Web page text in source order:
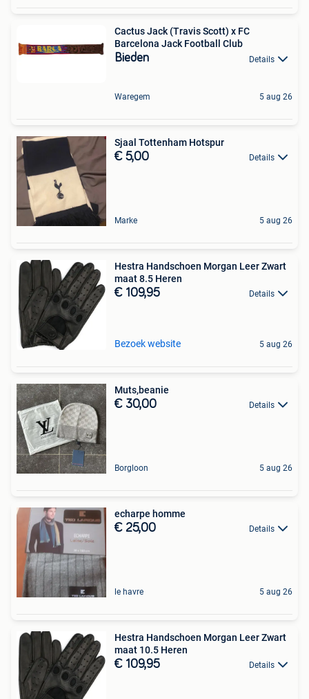
Cactus Jack (Travis Scott) x FC
Barcelona Jack Football Club
Bieden Details
Waregem 5 aug 26
Sjaal Tottenham Hotspur
€ 5,00 Details
Marke 5 aug 26
Hestra Handschoen Morgan Leer Zwart
maat 8.5 Heren
€ 109,95 Details
Bezoek website 5 aug 26
Muts,beanie
€ 30,00 Details
Borgloon 5 aug 26
echarpe homme
€ 25,00 Details
le havre 5 aug 26
Hestra Handschoen Morgan Leer Zwart
maat 10.5 Heren
€ 109,95 Details